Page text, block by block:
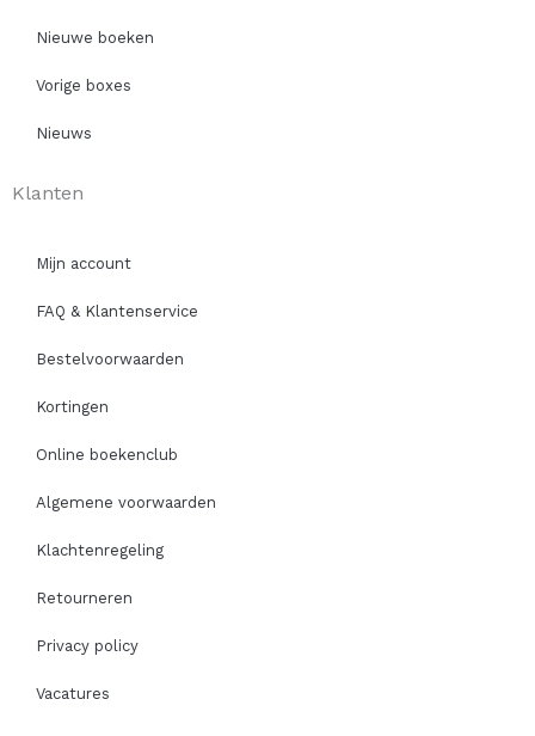
Nieuwe boeken
Vorige boxes
Nieuws
Klanten
Mijn account
FAQ & Klantenservice
Bestelvoorwaarden
Kortingen
Online boekenclub
Algemene voorwaarden
Klachtenregeling
Retourneren
Privacy policy
Vacatures